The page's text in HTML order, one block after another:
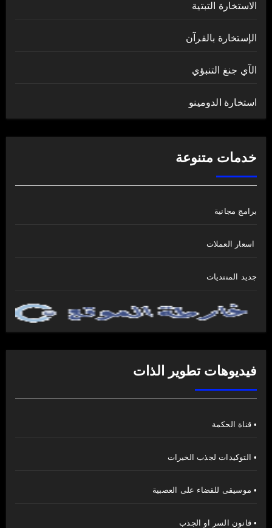
الاستخارة التبتية
الإستخارة بالقرآن
الآي جنغ التنبؤي
استخارة الدومينو
خدمات متنوعة
برامج مجانية
اسعار العملات
جديد المنتديات
فيديوهات تطوير الذات
• قناة الحكمة
• التوكيدات لجذب الخيرات
• موسيقى للقضاء على العصبية
• قانون السر او الجذب